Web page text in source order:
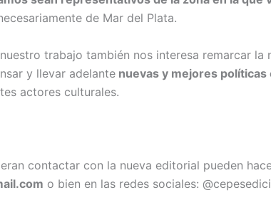
de Mar del Plata.
trabajo también nos interesa remarcar la
y llevar adelante nuevas y mejores políticas
actores culturales.
contactar con la nueva editorial pueden
o bien en las redes sociales: